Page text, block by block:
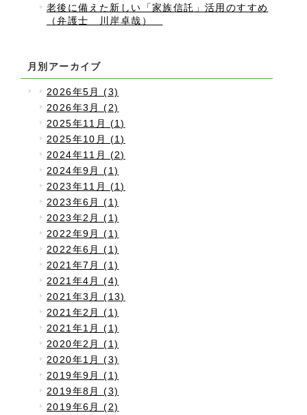
老後に備えた新しい「家族信託」活用のすすめ
（弁護士 川岸卓哉）
月別アーカイブ
2026年5月 (3)
2026年3月 (2)
2025年11月 (1)
2025年10月 (1)
2024年11月 (2)
2024年9月 (1)
2023年11月 (1)
2023年6月 (1)
2023年2月 (1)
2022年9月 (1)
2022年6月 (1)
2021年7月 (1)
2021年4月 (4)
2021年3月 (13)
2021年2月 (1)
2021年1月 (1)
2020年2月 (1)
2020年1月 (3)
2019年9月 (1)
2019年8月 (3)
2019年6月 (2)